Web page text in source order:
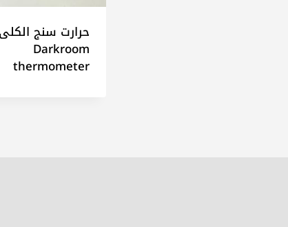
حرارت سنج الکلی
Darkroom
thermometer